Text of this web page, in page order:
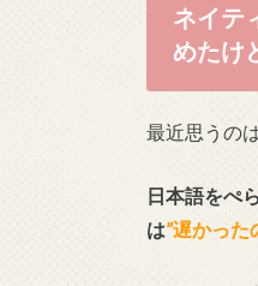
ネイテ
めたけ
最近思うのは
日本語をぺ
は”遅かった